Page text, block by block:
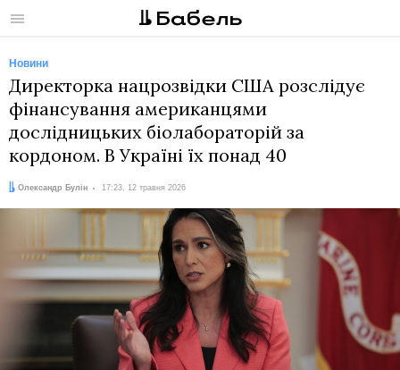
Меню
Новини
Директорка нацрозвідки США розслідує
фінансування американцями
дослідницьких біолабораторій за
кордоном. В Україні їх понад 40
Автор:
Олександр Булін
Дата: 17:23, 12 травня 2026